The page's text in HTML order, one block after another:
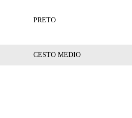
PRETO
CESTO MEDIO